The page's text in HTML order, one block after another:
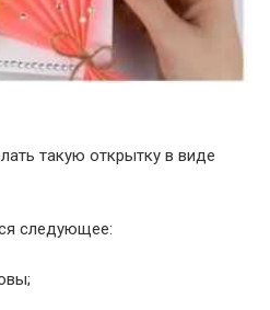
такую открытку в виде
следующее: